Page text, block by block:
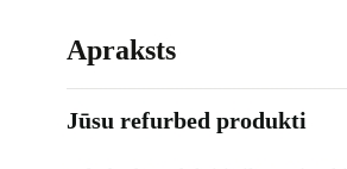
Apraksts
Jūsu refurbed produkti